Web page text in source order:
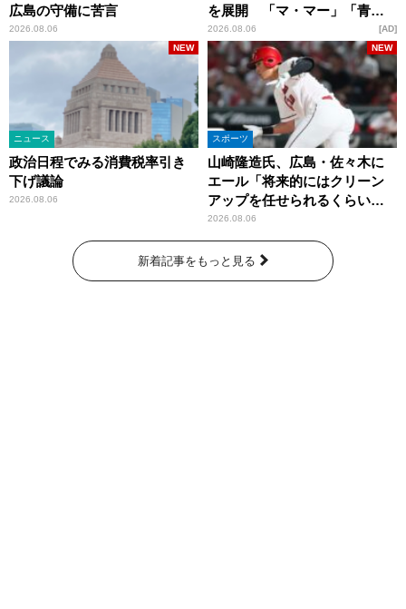
広島の守備に苦言
2026.08.06
を展開 「マ・マー」「青の
洞窟」ブランドを強化
2026.08.06 AD
ニュース
政治日程でみる消費税率引き
下げ議論
2026.08.06
NEW
スポーツ
山崎隆造氏、広島・佐々木に
エール「将来的にはクリーン
アップを任せられるくらいま
では成長して」
2026.08.06
NEW
新着記事をもっと見る